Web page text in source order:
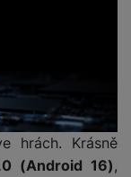
hrách. Krásně
(Android 16) ,